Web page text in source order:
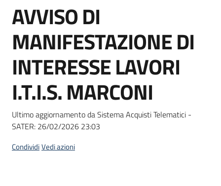
Bandi
e
di
Supporto
Piattaforme
telematiche
Salta al contenuto
AVVISO DI
MANIFESTAZIONE DI
INTERESSE LAVORI
I.T.I.S. MARCONI
Ultimo aggiornamento da Sistema Acquisti Telematici -
SATER: 26/02/2026 23:03
CondividiVedi azioni